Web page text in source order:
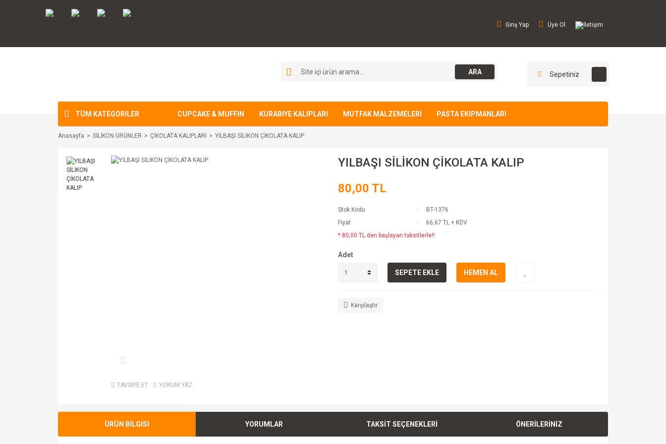
Giriş Yap Üye Ol İletişim
ARA Sepetiniz
TÜM KATEGORİLER CUPCAKE & MUFFIN KURABİYE KALIPLARI MUTFAK MALZEMELERİ PASTA EKİPMANLARI
Anasayfa SİLİKON ÜRÜNLER ÇİKOLATA KALIPLARI YILBAŞI SİLİKON ÇİKOLATA KALIP
TAVSİYE ET YORUM YAZ
YILBAŞI SİLİKON ÇİKOLATA KALIP
80,00 TL
Stok Kodu
BT-1376
Fiyat
66,67 TL + KDV
* 80,00 TL den başlayan taksitlerle!!
Adet
SEPETE EKLE HEMEN AL
Karşılaştır
ÜRÜN BİLGİSİ YORUMLAR TAKSİT SEÇENEKLERİ ÖNERİLERİNİZ